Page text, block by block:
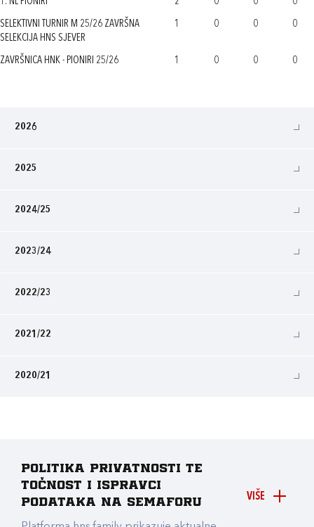
SELEKTIVNI TURNIR M 25/26 ZAVRŠNA
SELEKCIJA HNS SJEVER
1 0 0 0
ZAVRŠNICA HNK - PIONIRI 25/26 1 0 0 0
2026
2025
2024/25
2023/24
2022/23
2021/22
2020/21
VIŠE
Politika privatnosti te
točnost i ispravci
podataka na Semaforu